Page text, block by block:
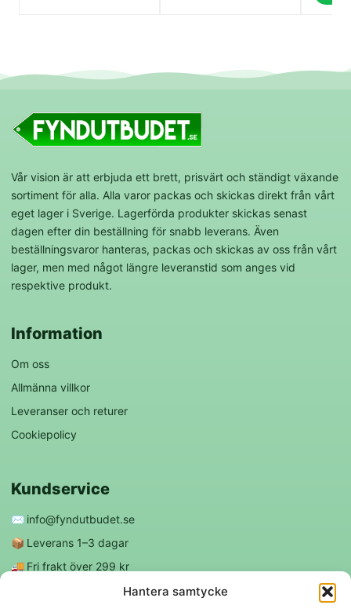
Hantera samtycke
Vår vision är att erbjuda ett brett, prisvärt och ständigt växande
sortiment för alla. Alla varor packas och skickas direkt från vårt
eget lager i Sverige. Lagerförda produkter skickas senast
dagen efter din beställning för snabb leverans. Även
beställningsvaror hanteras, packas och skickas av oss från vårt
lager, men med något längre leveranstid som anges vid
respektive produkt.
Information
Om oss
Allmänna villkor
Leveranser och returer
Cookiepolicy
Kundservice
✉️ info@fyndutbudet.se
📦 Leverans 1–3 dagar
🚚 Fri frakt över 299 kr